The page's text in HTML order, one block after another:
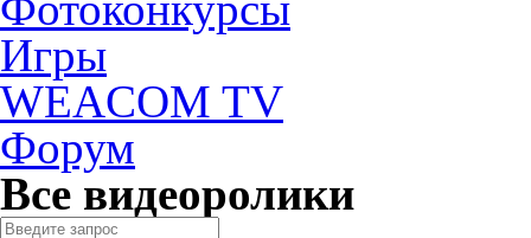
Игры
WEACOM TV
Форум
Все видеоролики